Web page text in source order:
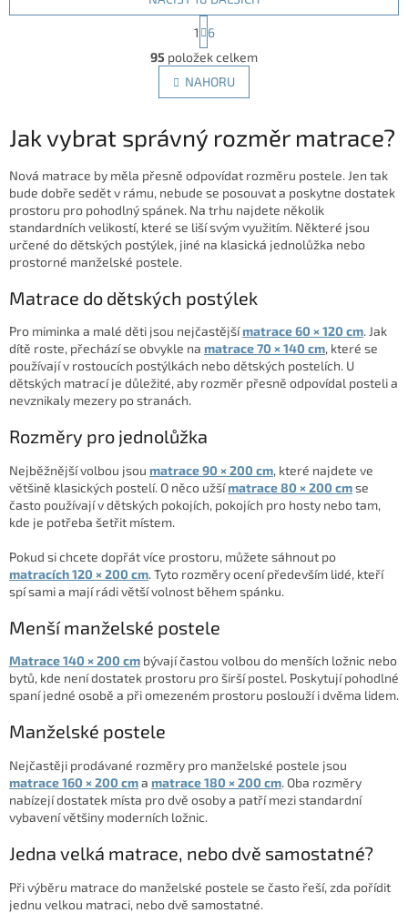
O
v
l
á
a
c
p
r
v
k
y
p
s
u
t
r
á
n
k
v
á
í
1
6
95 položek celkem
NAHORU
Jak vybrat správný rozměr matrace?
Nová matrace by měla přesně odpovídat rozměru postele. Jen tak
bude dobře sedět v rámu, nebude se posouvat a poskytne dostatek
prostoru pro pohodlný spánek. Na trhu najdete několik
standardních velikostí, které se liší svým využitím. Některé jsou
určené do dětských postýlek, jiné na klasická jednolůžka nebo
prostorné manželské postele.
Matrace do dětských postýlek
Pro miminka a malé děti jsou nejčastějšímatrace 60 × 120 cm. Jak
dítě roste, přechází se obvykle na matrace 70 × 140 cm, které se
používají v rostoucích postýlkách nebo dětských postelích. U
dětských matrací je důležité, aby rozměr přesně odpovídal posteli a
nevznikaly mezery po stranách.
Rozměry pro jednolůžka
Nejběžnější volbou jsou matrace 90 × 200 cm, které najdete ve
většině klasických postelí. O něco užšímatrace 80 × 200 cmse
často používají v dětských pokojích, pokojích pro hosty nebo tam,
kde je potřeba šetřit místem.
Pokud si chcete dopřát více prostoru, můžete sáhnout po
matracích120 × 200 cm. Tyto rozměry ocení především lidé, kteří
spí sami a mají rádi větší volnost během spánku.
Menší manželské postele
Matrace 140 × 200 cm bývají častou volbou do menších ložnic nebo
bytů, kde není dostatek prostoru pro širší postel. Poskytují pohodlné
spaní jedné osobě a při omezeném prostoru poslouží i dvěma lidem.
Manželské postele
Nejčastěji prodávané rozměry pro manželské postele jsou
matrace 160 × 200 cma matrace 180 × 200 cm. Oba rozměry
nabízejí dostatek místa pro dvě osoby a patří mezi standardní
vybavení většiny moderních ložnic.
Jedna velká matrace, nebo dvě samostatné?
Při výběru matrace do manželské postele se často řeší, zda pořídit
jednu velkou matraci, nebo dvě samostatné.